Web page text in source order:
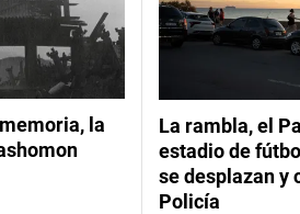
la
La rambla, el
estadio de
se desplazan y
Policía